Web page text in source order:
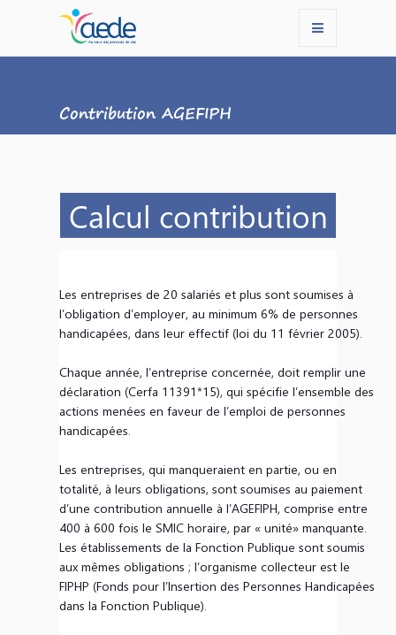
Contribution AGEFIPH
Calcul contribution
Les entreprises de 20 salariés et plus sont soumises à
l’obligation d’employer, au minimum 6% de personnes
handicapées, dans leur effectif (loi du 11 février 2005).
Chaque année, l’entreprise concernée, doit remplir une
déclaration (Cerfa 11391*15), qui spécifie l’ensemble des
actions menées en faveur de l’emploi de personnes
handicapées.
Les entreprises, qui manqueraient en partie, ou en
totalité, à leurs obligations, sont soumises au paiement
d’une contribution annuelle à l’AGEFIPH, comprise entre
400 à 600 fois le SMIC horaire, par « unité» manquante.
Les établissements de la Fonction Publique sont soumis
aux mêmes obligations ; l’organisme collecteur est le
FIPHP (Fonds pour l’Insertion des Personnes Handicapées
dans la Fonction Publique).